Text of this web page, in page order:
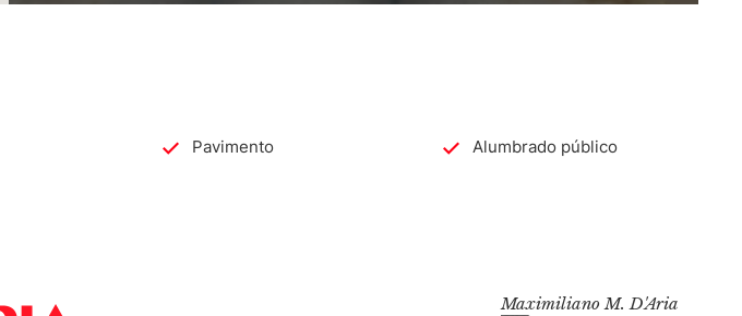
Pavimento Alumbrado público
Maximiliano M. D'Aria